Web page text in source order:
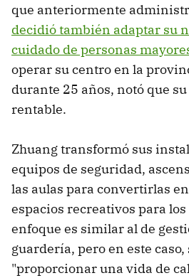
que anteriormente
decidió también adaptar su
cuidado de personas
operar su centro en la
durante 25 años, notó que
rentable.
Zhuang transformó sus
equipos de seguridad,
las aulas para convertirlas
espacios recreativos para
enfoque es similar al de
guardería, pero en este caso,
"proporcionar una vida de